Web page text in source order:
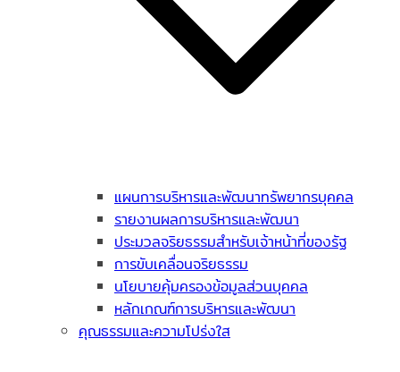
แผนการบริหารและพัฒนาทรัพยากรบุคคล
รายงานผลการบริหารและพัฒนา
ประมวลจริยธรรมสำหรับเจ้าหน้าที่ของรัฐ
การขับเคลื่อนจริยธรรม
นโยบายคุ้มครองข้อมูลส่วนบุคคล
หลักเกณฑ์การบริหารและพัฒนา
คุณธรรมและความโปร่งใส